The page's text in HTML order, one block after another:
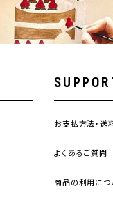
お支払方法・送
よくあるご質問
商品の利用につ